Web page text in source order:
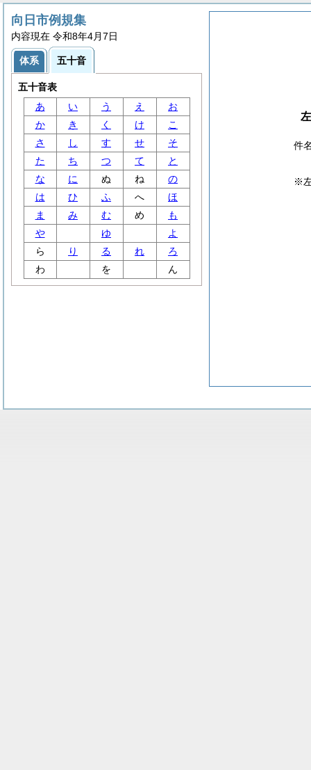
件
※
向日市例規集
内容現在 令和8年4月7日
体系 五十音
五十音表
あ
い う え
お
か
き く け
こ
さ
し す せ
そ
た
ち つ て
と
な
に ぬ ね
の
は
ひ ふ へ
ほ
ま
み む め
も
や
ゆ
よ
ら
り る れ
ろ
わ
を ん